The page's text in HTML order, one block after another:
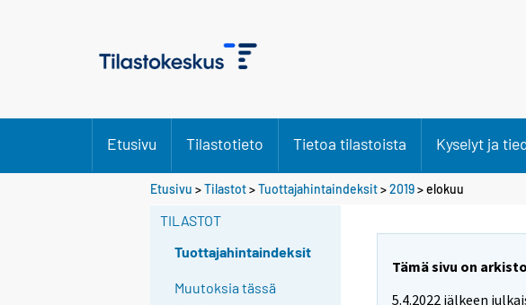
Etusivu Tilastotieto Tietoa tilastoista Kyselyt ja
Etusivu >Tilastot>Tuottajahintaindeksit>2019>elokuu
TILASTOT
Tuottajahintaindeksit
Muutoksia tässä
Tämä sivu on
5.4.2022 jälkeen